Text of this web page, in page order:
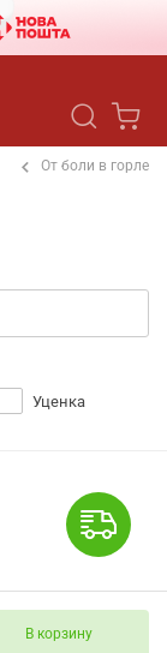
От боли в горле
Уценка
В корзину